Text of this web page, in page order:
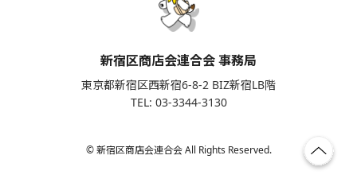
新宿区商店会連合会 事務局
東京都新宿区西新宿6-8-2 BIZ新宿LB階
TEL: 03-3344-3130
© 新宿区商店会連合会 All Rights Reserved.